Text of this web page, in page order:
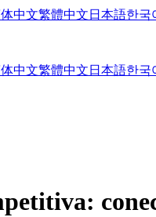
中文繁體中文 日本語한국
中文繁體中文 日本語한국